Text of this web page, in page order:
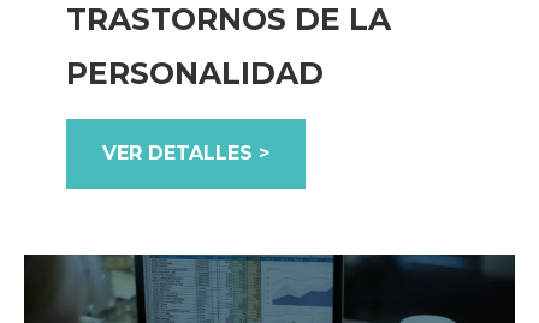
TRASTORNOS DE LA
PERSONALIDAD
VER DETALLES >